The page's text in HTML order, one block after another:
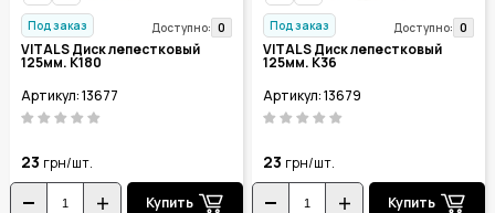
Под заказ Доступно: 0
VITALS Диск лепестковый
125мм. К180
Артикул: 13677
23 грн/шт.
Купить
Под заказ Доступно: 0
VITALS Диск лепестковый
125мм. К36
Артикул: 13679
23 грн/шт.
Купить